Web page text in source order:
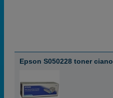
Epson S050228 toner ciano